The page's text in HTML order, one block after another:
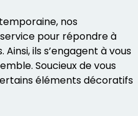
nos
pour répondre à
ils s’engagent à vous
Soucieux de vous
éléments décoratifs